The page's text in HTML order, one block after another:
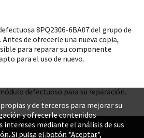
8PQ2306-6BA07 del grupo de
Antes de ofrecerle una nueva copia,
para reparar su componente
para el uso de nuevo.
defectuoso para su reparación.
y de terceros para mejorar su
y ofrecerle contenidos
intereses mediante el análisis de sus
Si pulsa el botón "Aceptar",